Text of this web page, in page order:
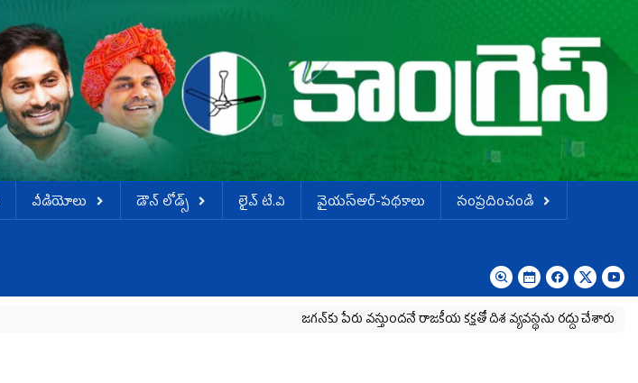
వీడియోలు డౌన్ లోడ్స్ లైవ్ టి.వి వైయస్ఆర్-పథకాలు
సంప్రదించండి
జగన్‌కు పేరు వస్తుందనే రాజకీయ కక్షతో దిశ వ్య‌వ‌స్థ‌ను రద్దు చేశారు కృష్ణా